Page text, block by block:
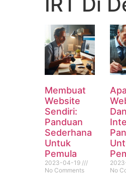
Membuat
Website
Sendiri:
Panduan
Sederhana
Untuk
Pemula
2023-04-19
No Comments
Dan
No